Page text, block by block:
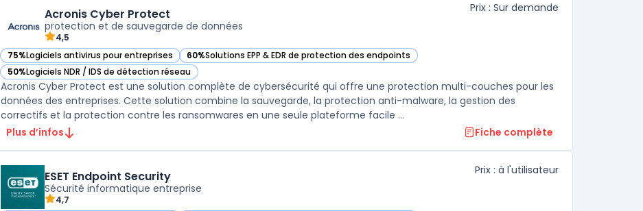
Acronis Cyber Protect
protection et de sauvegarde de données
4,5
Prix : Sur demande
75%Logiciels antivirus pour entreprises
— voir Acronis Cyber Protect dans cette catégorie
60%Solutions EPP & EDR de protection des endpoints
— voir Acronis Cyber Protect dans cette catégorie
50%Logiciels NDR / IDS de détection réseau
— voir Acronis Cyber Protect dans cette catégorie
Acronis Cyber Protect est une solution complète de cybersécurité qui offre une protection multi-couches pour les
données des entreprises. Cette solution combine la sauvegarde, la protection anti-malware, la gestion des
correctifs et la protection contre les ransomwares en une seule plateforme facile ...
Plus d’infos
Fiche complète
ESET Endpoint Security
Sécurité informatique entreprise
4,7
Prix : à l'utilisateur